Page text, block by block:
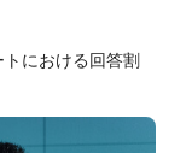
における回答割